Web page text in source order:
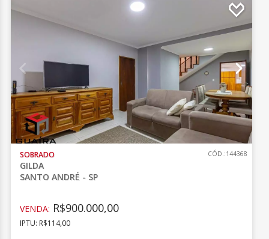
SOBRADO
GILDA
SANTO ANDRÉ - SP
CÓD.:144368
VENDA: R$900.000,00
IPTU: R$114,00